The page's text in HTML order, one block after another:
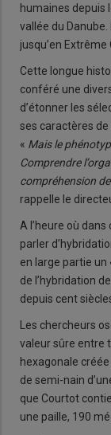
humaines depuis
vallée du
jusqu’en Extrême
Cette longue
conféré une
d’étonner les
ses caractères de
« Mais le
Comprendre
compréhension
rappelle le
A l’heure où
parler
en large partie un
de l’hybridation
depuis cent
Les chercheurs
valeur sûre entre
hexagonale
de semi-nain
que Courtot
une paille, 190